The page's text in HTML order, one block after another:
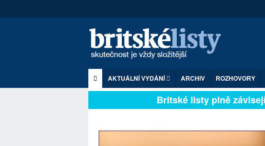
AKTUÁLNÍ VYDÁNÍ ARCHIV ROZHOVORY
Britské listy plně závisejí